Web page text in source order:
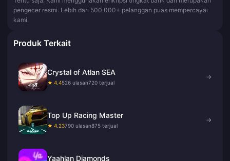
pengecer resmi. Lebih dari 500.000+ pelanggan puas mempercayai
kami.
Produk Terkait
Crystal of Atlan SEA
★ 4.4526 ulasan720 terjual
→
Top Up Racing Master
★ 4.23790 ulasan875 terjual
→
Yaahlan Diamonds